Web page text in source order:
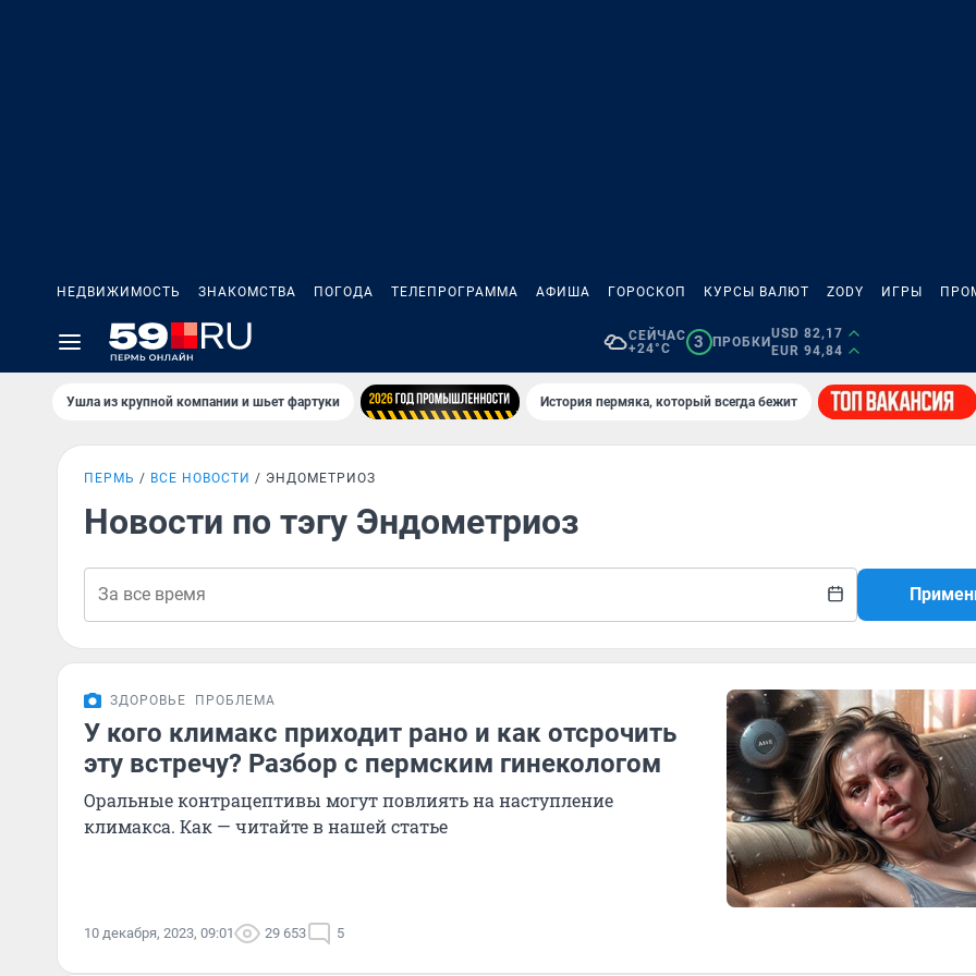
НЕДВИЖИМОСТЬ ЗНАКОМСТВА ПОГОДА ТЕЛЕПРОГРАММА АФИША ГОРОСКОП КУРСЫ ВАЛЮТ ZODY ИГРЫ
СЕЙЧАС
+24°C
3 ПРОБКИ
USD 82,17
EUR 94,84
Ушла из крупной компании и шьет фартуки История пермяка, который всегда бежит
ПЕРМЬ ВСЕ НОВОСТИ ЭНДОМЕТРИОЗ
Новости по тэгу Эндометриоз
ЗДОРОВЬЕ ПРОБЛЕМА
У кого климакс приходит рано и как отсрочить
эту встречу? Разбор с пермским гинекологом
Оральные контрацептивы могут повлиять на наступление
климакса. Как — читайте в нашей статье
10 декабря, 2023, 09:01 29 653 5